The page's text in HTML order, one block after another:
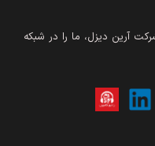
آرین دیزل، ما را در شبکه